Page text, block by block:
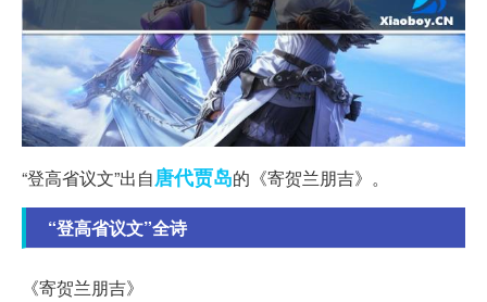
“登高省议文”出自唐代贾岛的《寄贺兰朋吉》。
“登高省议文”全诗
《寄贺兰朋吉》